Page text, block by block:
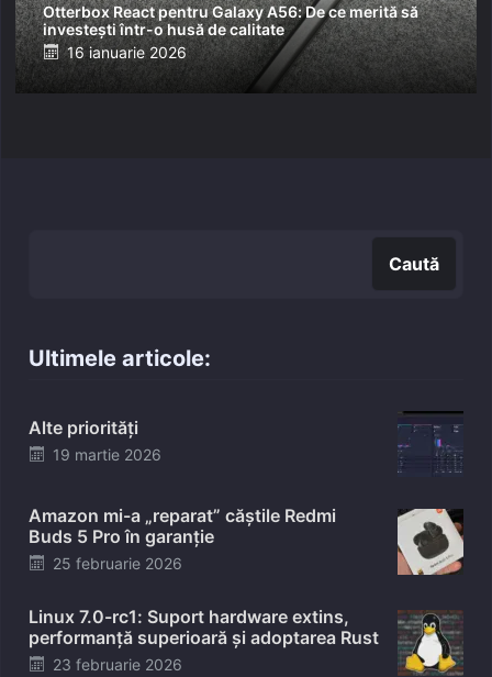
Otterbox React pentru Galaxy A56: De ce merită să
investești într-o husă de calitate
Posted
on
16 ianuarie 2026
Caută
Ultimele articole:
Alte priorități
Posted
19 martie 2026
Amazon mi-a „reparat” căștile Redmi
Buds 5 Pro în garanție
Posted
25 februarie 2026
Linux 7.0-rc1: Suport hardware extins,
performanță superioară și adoptarea Rust
Posted
23 februarie 2026